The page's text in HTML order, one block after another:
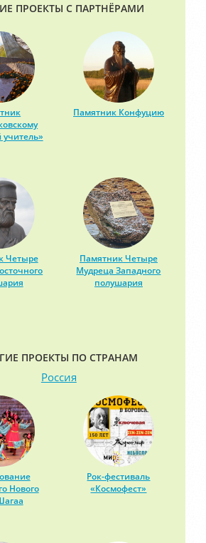
ПРОЕКТЫ С ПАРТНЁРАМИ
Памятник Конфуцию
Четыре
Памятник Четыре
Мудреца Западного
полушария
ПРОЕКТЫ ПО СТРАНАМ
Россия
Нового
Рок-фестиваль
«Космофест»